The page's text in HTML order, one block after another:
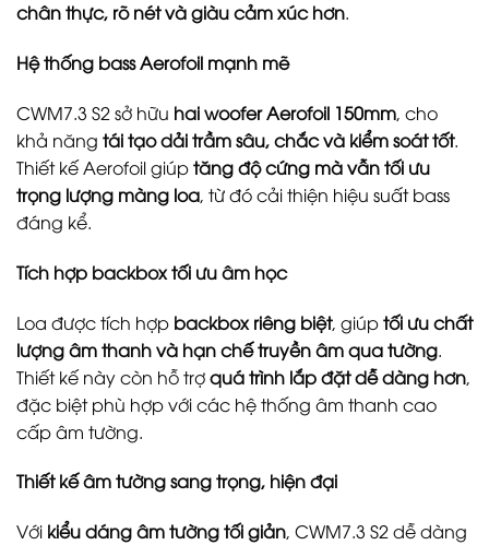
chân thực, rõ nét và giàu cảm xúc hơn.
Hệ thống bass Aerofoil mạnh mẽ
CWM7.3 S2 sở hữu hai woofer Aerofoil 150mm, cho
khả năng tái tạo dải trầm sâu, chắc và kiểm soát tốt.
Thiết kế Aerofoil giúptăng độ cứng mà vẫn tối ưu
trọng lượng màng loa, từ đó cải thiện hiệu suất bass
đáng kể.
Tích hợp backbox tối ưu âm học
Loa được tích hợp backbox riêng biệt, giúptối ưu chất
lượng âm thanh và hạn chế truyền âm qua tường.
Thiết kế này còn hỗ trợquá trình lắp đặt dễ dàng hơn,
đặc biệt phù hợp với các hệ thống âm thanh cao
cấp âm tường.
Thiết kế âm tường sang trọng, hiện đại
Với kiểu dáng âm tường tối giản, CWM7.3 S2 dễ dàng